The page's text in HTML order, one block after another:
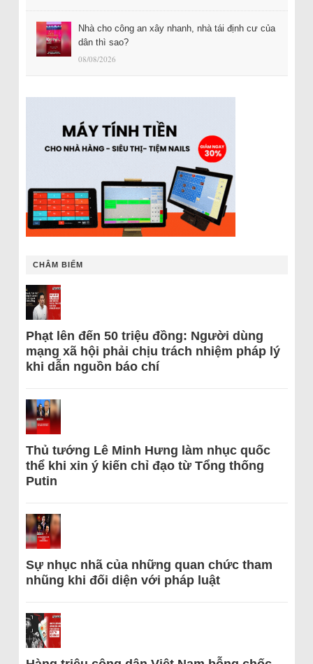
Nhà cho công an xây nhanh, nhà tái định cư của
dân thì sao?
08/08/2026
CHÂM BIẾM
Phạt lên đến 50 triệu đồng: Người dùng
mạng xã hội phải chịu trách nhiệm pháp lý
khi dẫn nguồn báo chí
Thủ tướng Lê Minh Hưng làm nhục quốc
thể khi xin ý kiến chỉ đạo từ Tổng thống
Putin
Sự nhục nhã của những quan chức tham
nhũng khi đối diện với pháp luật